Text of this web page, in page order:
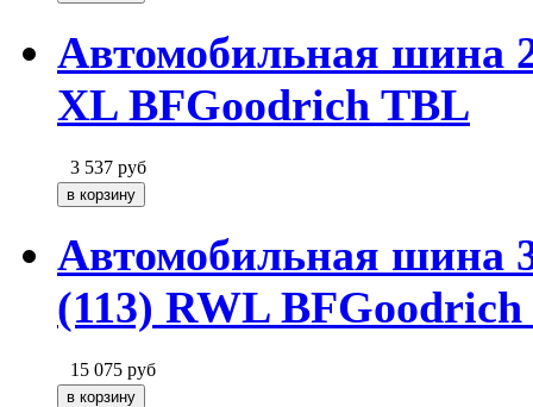
Автомобильная шина
XL BFGoodrich TBL
3 537 руб
Автомобильная шина
(113) RWL
15 075 руб